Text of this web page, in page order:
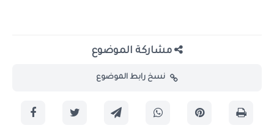
مشاركة الموضوع
نسخ رابط الموضوع